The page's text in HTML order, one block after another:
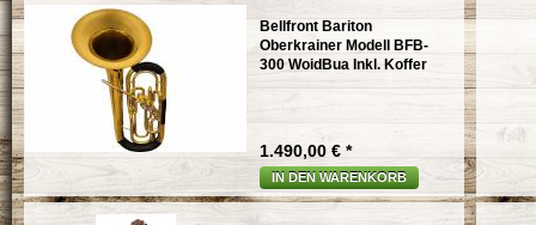
Bellfront Bariton
Oberkrainer Modell BFB-
300 WoidBua Inkl. Koffer
1.490,00 € *
IN DEN WARENKORB